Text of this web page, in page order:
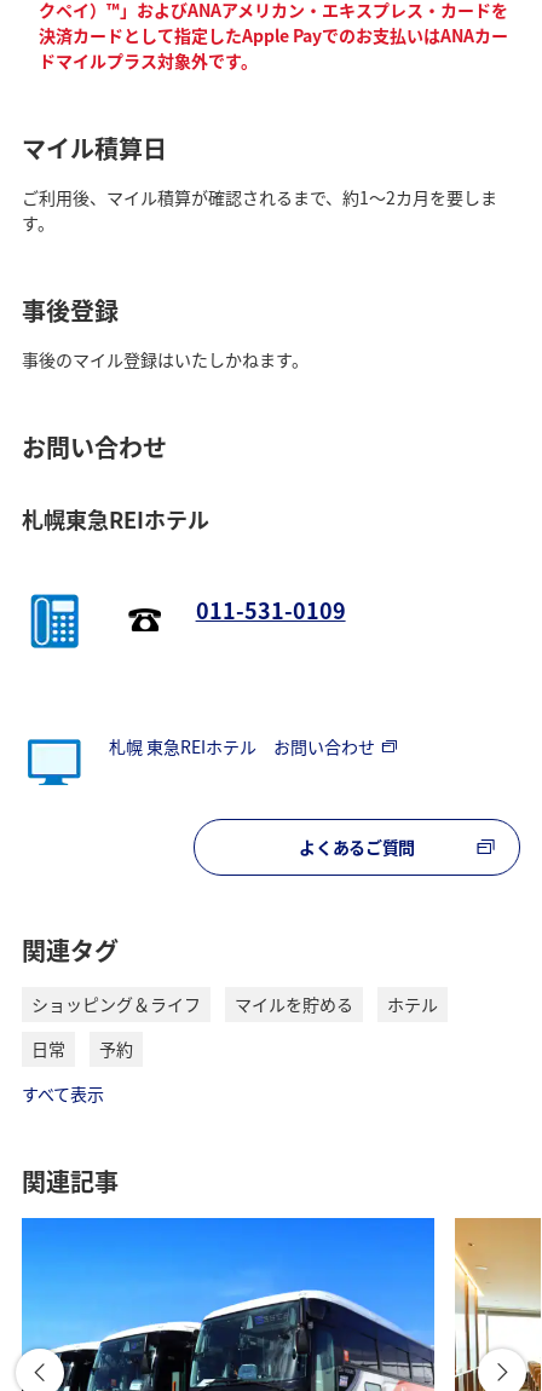
クペイ）™」およびANAアメリカン・エキスプレス・カードを
決済カードとして指定したApple Payでのお支払いはANAカー
ドマイルプラス対象外です。
マイル積算日
ご利用後、マイル積算が確認されるまで、約1～2カ月を要しま
す。
事後登録
事後のマイル登録はいたしかねます。
お問い合わせ
札幌東急REIホテル
011-531-0109
札幌 東急REIホテル お問い合わせ
よくあるご質問
関連タグ
ショッピング＆ライフ マイルを貯める
ホテル
日常
予約
すべて表示
関連記事